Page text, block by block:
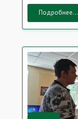
Подробнее...